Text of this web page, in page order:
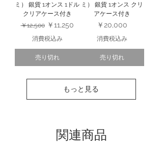
ミ） 銀貨 1オンス 1ドル
クリアケース付き
通常価格
￥12,500 セール価格
￥11,250
消費税込み
売り切れ
ミ） 銀貨 1オンス クリ
アケース付き
価格
￥20,000
消費税込み
売り切れ
もっと見る
関連商品